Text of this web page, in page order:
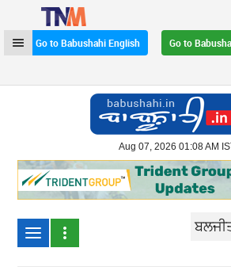
Go to Babushahi English
Go to
Aug 07, 2026 01:08 AM